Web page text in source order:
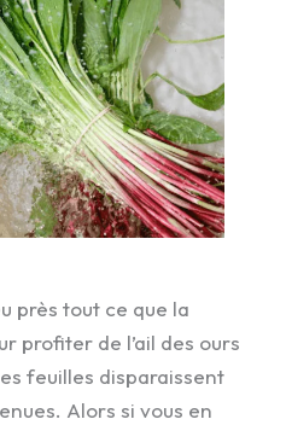
près tout ce que la
profiter de l’ail des ours
feuilles disparaissent
Alors si vous en